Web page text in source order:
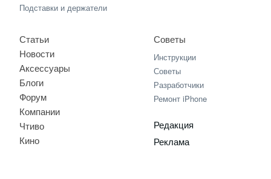
Подставки и держатели
Статьи
Новости
Аксессуары
Блоги
Форум
Компании
Чтиво
Кино
Советы
Инструкции
Советы
Разработчики
Ремонт iPhone
Редакция
Реклама